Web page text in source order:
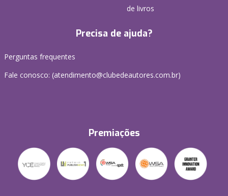
de livros
Precisa de ajuda?
Perguntas frequentes
Fale conosco: (atendimento@clubedeautores.com.br)
Premiações